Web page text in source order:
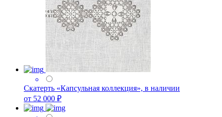
Скатерть «Капсульная коллекция», в наличии
от 52 000 ₽